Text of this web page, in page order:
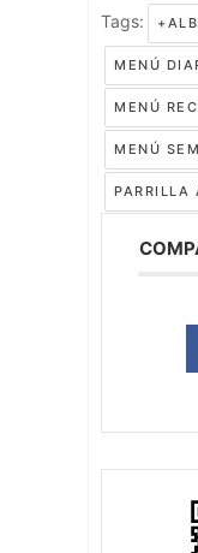
Tags:
MENÚ
MENÚ
MENÚ
PARRILLA